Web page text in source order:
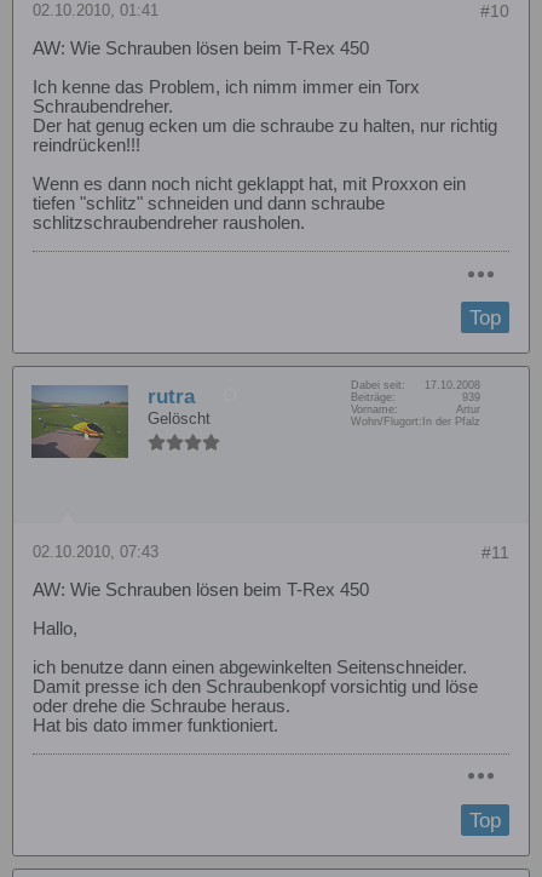
#10
02.10.2010, 01:41
AW: Wie Schrauben lösen beim T-Rex 450
Ich kenne das Problem, ich nimm immer ein Torx
Schraubendreher.
Der hat genug ecken um die schraube zu halten, nur richtig
reindrücken!!!
Wenn es dann noch nicht geklappt hat, mit Proxxon ein
tiefen "schlitz" schneiden und dann schraube
schlitzschraubendreher rausholen.
Top
rutra
Gelöscht
Dabei seit:
17.10.2008
Beiträge:
939
Vorname:
Artur
Wohn/Flugort: In der Pfalz
#11
02.10.2010, 07:43
AW: Wie Schrauben lösen beim T-Rex 450
Hallo,
ich benutze dann einen abgewinkelten Seitenschneider.
Damit presse ich den Schraubenkopf vorsichtig und löse
oder drehe die Schraube heraus.
Hat bis dato immer funktioniert.
Top